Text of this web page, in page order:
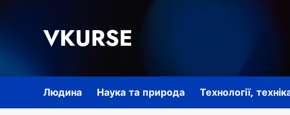
VKURSE
Людина Наука та природа Технології,